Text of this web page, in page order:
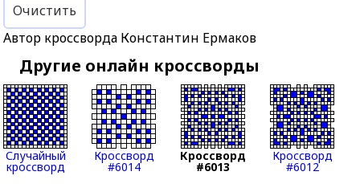
13.Фигура с
треугольными
выступами по
окружности.
15.Специалист,
занимающийся
преподавательской и
воспитательной
работой.
семейства ильмовых.
8.Кратковременное
протекание тока через
газовую среду,
сопровождаемое
вспышкой и хлопком.
9.Вид боеприпасов.
Очистить
Автор кроссворда Константин Ермаков
Другие онлайн кроссворды
Случайный
кроссворд
Кроссворд
#6014
Кроссворд
#6013
Кроссворд
#6012